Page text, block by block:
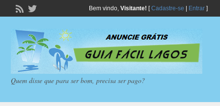
Bem vindo, Visitante! [Cadastre-se Entrar]
Quem disse que para ser bom, precisa ser pago?